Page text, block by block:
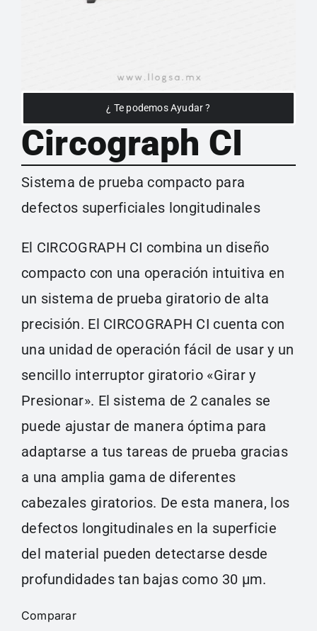
¿ Te podemos Ayudar ?
Circograph CI
Sistema de prueba compacto para
defectos superficiales longitudinales
El CIRCOGRAPH CI combina un diseño
compacto con una operación intuitiva en
un sistema de prueba giratorio de alta
precisión. El CIRCOGRAPH CI cuenta con
una unidad de operación fácil de usar y un
sencillo interruptor giratorio «Girar y
Presionar». El sistema de 2 canales se
puede ajustar de manera óptima para
adaptarse a tus tareas de prueba gracias
a una amplia gama de diferentes
cabezales giratorios. De esta manera, los
defectos longitudinales en la superficie
del material pueden detectarse desde
profundidades tan bajas como 30 µm.
Comparar